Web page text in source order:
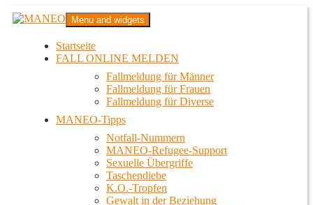
Zum
InhaltMANEO
Das schwule Anti-Gewalt-Projekt in Berlin
Menu and widgets
Startseite
FALL ONLINE MELDEN
Fallmeldung für Männer
Fallmeldung für Frauen
Fallmeldung für Diverse
MANEO-Tipps
Notfall-Nummern
MANEO-Refugee-Support
Sexuelle Übergriffe
Taschendiebe
K.O.-Tropfen
Gewalt in der Beziehung